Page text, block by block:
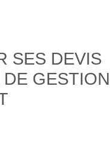
SES DEVIS
GESTION